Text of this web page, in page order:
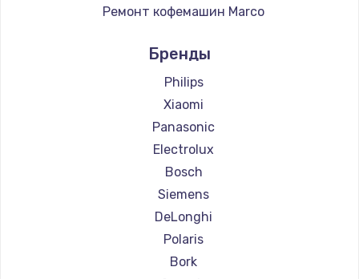
Ремонт кофемашин Marco
Ремонт кофемашин Jura
Ремонт кофемашин Olympia
Ремонт кофемашин Saeco
Ремонт кофемашин La Cimbali
Ремонт кофемашин WMF
Ремонт кофемашин Yamaguchi
Ремонт кофемашин Nivona
Ремонт кофемашин Astoria
Ремонт кофемашин JVC
Ремонт кофемашин Ariston
Бренды
Philips
Xiaomi
Panasonic
Electrolux
Bosch
Siemens
DeLonghi
Polaris
Bork